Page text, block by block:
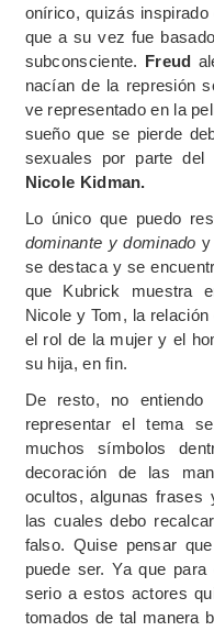
onírico, quizás
que a su vez fue
subconsciente. Freud
nacían de la represión
ve representado en la
sueño que se pierde
sexuales por parte del
Nicole Kidman.
Lo único que puedo
dominante y dominado y
se destaca y se
que Kubrick muestra
Nicole y Tom, la
el rol de la mujer y el
su hija, en fin.
De resto, no
representar el tema
muchos símbolos
decoración de las
ocultos, algunas
las cuales debo
falso. Quise pensar
puede ser. Ya que
serio a estos actores
tomados de tal manera